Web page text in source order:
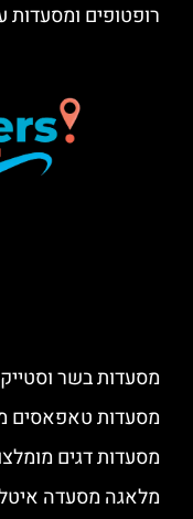
רופטופים ומסעדות
מסעדות בשר
מסעדות טאפאסים
מסעדות דגים
מלאגה מסעדה